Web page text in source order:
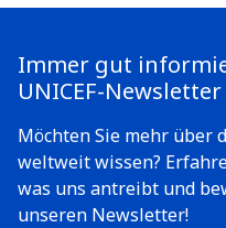
Immer gut
UNICEF-Newsletter
Möchten Sie mehr über
weltweit wissen?
was uns antreibt und
unseren Newsletter!